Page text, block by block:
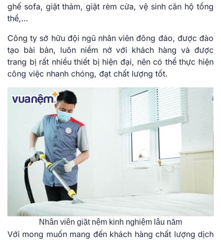
ghế sofa, giặt thảm, giặt rèm cửa, vệ sinh căn hộ tổng
thể,…
Công ty sở hữu đội ngũ nhân viên đông đảo, được đào
tạo bài bản, luôn niềm nở với khách hàng và được
trang bị rất nhiều thiết bị hiện đại, nên có thể thực hiện
công việc nhanh chóng, đạt chất lượng tốt.
Nhân viên giặt nệm kinh nghiệm lâu năm
Với mong muốn mang đến khách hàng chất lượng dịch